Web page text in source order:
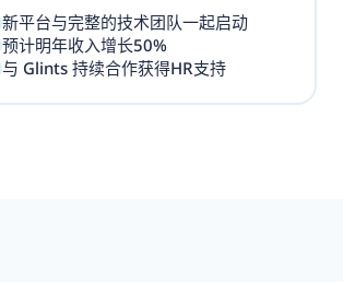
新平台与完整的技术团队一起启动
预计明年收入增长50%
与 Glints 持续合作获得HR支持